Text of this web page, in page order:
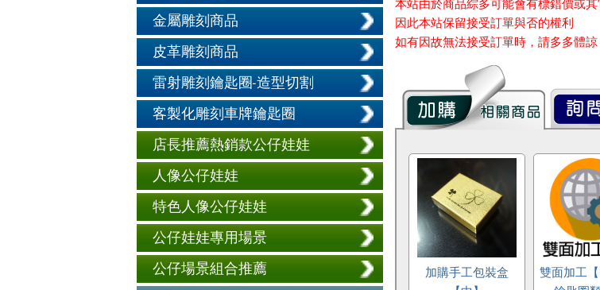
金屬雕刻商品
皮革雕刻商品
雷射雕刻鑰匙圈-造型切割
客製化雕刻車牌鑰匙圈
店長推薦熱銷款公仔娃娃
人像公仔娃娃
特色人像公仔娃娃
公仔娃娃專用場景
公仔場景組合推薦